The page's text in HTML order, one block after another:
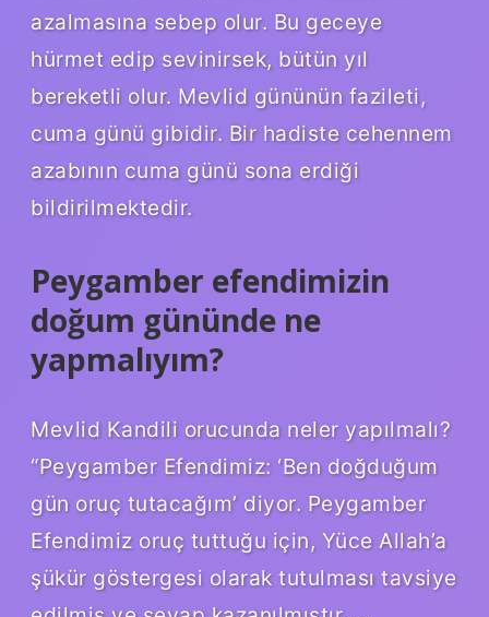
azalmasına sebep olur. Bu geceye
hürmet edip sevinirsek, bütün yıl
bereketli olur. Mevlid gününün fazileti,
cuma günü gibidir. Bir hadiste cehennem
azabının cuma günü sona erdiği
bildirilmektedir.
Peygamber efendimizin
doğum gününde ne
yapmalıyım?
Mevlid Kandili orucunda neler yapılmalı?
“Peygamber Efendimiz: ‘Ben doğduğum
gün oruç tutacağım’ diyor. Peygamber
Efendimiz oruç tuttuğu için, Yüce Allah’a
şükür göstergesi olarak tutulması tavsiye